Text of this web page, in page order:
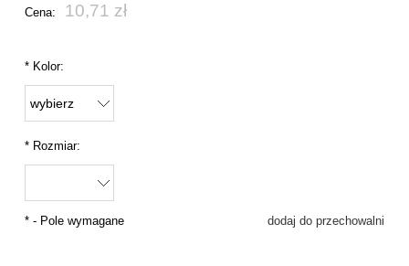
Cena: 10,71 zł
*Kolor:
*Rozmiar:
dodaj do przechowalni
*- Pole wymagane